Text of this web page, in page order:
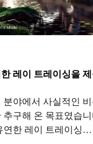
레이 트레이싱을
분야에서 사실적인
추구해 온 목표였습
연한 레이 트레이싱…